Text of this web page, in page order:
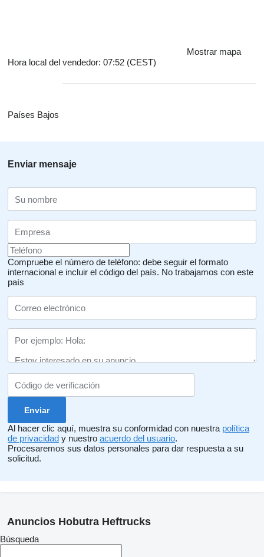
Mostrar mapa
Hora local del vendedor: 07:52 (CEST)
Países Bajos
Enviar mensaje
Compruebe el número de teléfono: debe seguir el formato
internacional e incluir el código del país. No trabajamos con este
país
Al hacer clic aquí, muestra su conformidad con nuestra política
de privacidad y nuestro acuerdo del usuario.
Procesaremos sus datos personales para dar respuesta a su
solicitud.
Anuncios Hobutra Heftrucks
Búsqueda